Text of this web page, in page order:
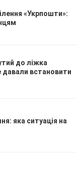
«Укрпошти»:
до ліжка
давали встановити
яка ситуація на